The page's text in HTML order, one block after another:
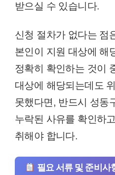
받으실 수 있습니다.
신청 절차가 없다는 점
본인이 지원 대상에 해
정확히 확인하는 것이
대상에 해당되는데도
못했다면, 반드시 성동
누락된 사유를 확인하
취해야 합니다.
필요 서류 및 준비사